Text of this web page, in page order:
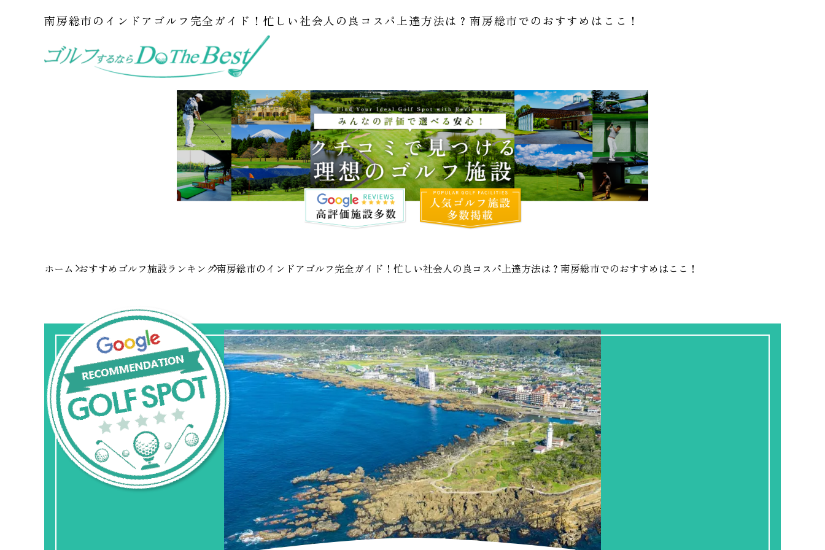
南房総市のインドアゴルフ完全ガイド！忙しい社会人の良コスパ上達方法は？南房総市でのおすすめはここ！
ホーム おすすめゴルフ施設ランキング南房総市のインドアゴルフ完全ガイド！忙しい社会人の良コスパ上達方法は？南房総市でのおすすめはここ！